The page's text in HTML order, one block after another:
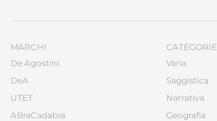
MARCHI
De Agostini
DeA
UTET
ABraCadabra
CATEGORIE
Varia
Saggistica
Narrativa
Geografia